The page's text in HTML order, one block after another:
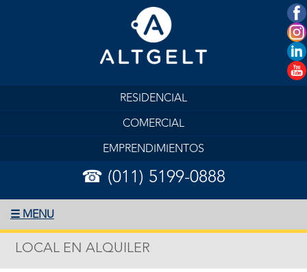
RESIDENCIAL
COMERCIAL
EMPRENDIMIENTOS
☎ (011) 5199-0888
☰ MENU
LOCAL EN ALQUILER